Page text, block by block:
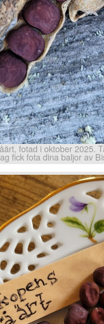
fotad i oktober 2025.
fick fota dina baljor av